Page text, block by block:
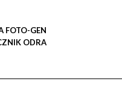
FOTO-GEN
ODRA